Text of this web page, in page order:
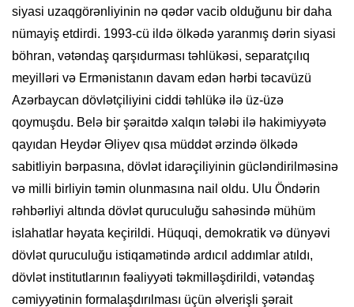
siyasi uzaqgörənliyinin nə qədər vacib olduğunu bir daha
nümayiş etdirdi. 1993-cü ildə ölkədə yaranmış dərin siyasi
böhran, vətəndaş qarşıdurması təhlükəsi, separatçılıq
meyilləri və Ermənistanın davam edən hərbi təcavüzü
Azərbaycan dövlətçiliyini ciddi təhlükə ilə üz-üzə
qoymuşdu. Belə bir şəraitdə xalqın tələbi ilə hakimiyyətə
qayıdan Heydər Əliyev qısa müddət ərzində ölkədə
sabitliyin bərpasına, dövlət idarəçiliyinin gücləndirilməsinə
və milli birliyin təmin olunmasına nail oldu. Ulu Öndərin
rəhbərliyi altında dövlət quruculuğu sahəsində mühüm
islahatlar həyata keçirildi. Hüquqi, demokratik və dünyəvi
dövlət quruculuğu istiqamətində ardıcıl addımlar atıldı,
dövlət institutlarının fəaliyyəti təkmilləşdirildi, vətəndaş
cəmiyyətinin formalaşdırılması üçün əlverişli şərait